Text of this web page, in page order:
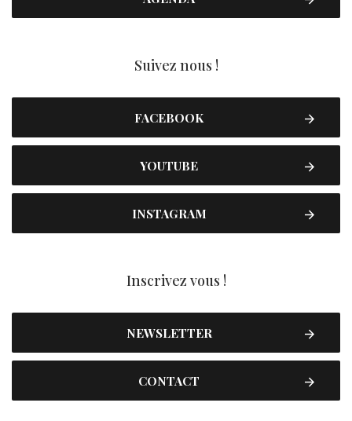
Suivez nous !
FACEBOOK
YOUTUBE
INSTAGRAM
Inscrivez vous !
NEWSLETTER
CONTACT